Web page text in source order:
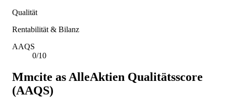
Qualität
Rentabilität & Bilanz
AAQS
0/10
Mmcite as AlleAktien Qualitätsscore
(AAQS)